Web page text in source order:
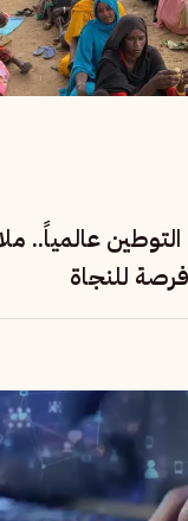
عالمياً..
للنجاة